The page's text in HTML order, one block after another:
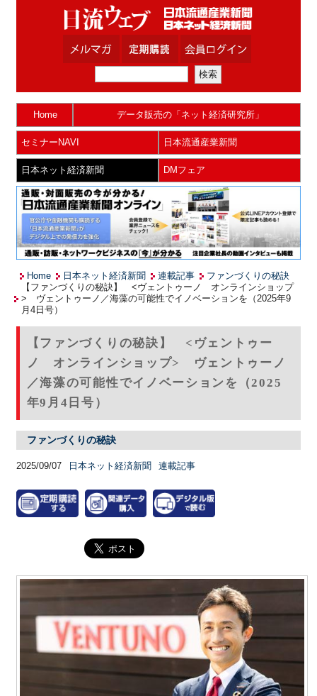
Home データ販売の「ネット経済研究所」
セミナーNAVI 日本流通産業新聞
日本ネット経済新聞 DMフェア
Home 日本ネット経済新聞 連載記事
ファンづくりの秘訣
【ファンづくりの秘訣】 <ヴェントゥーノ オンラインショップ
> ヴェントゥーノ／海藻の可能性でイノベーションを（2025年9
月4日号）
【ファンづくりの秘訣】 <ヴェントゥー
ノ オンラインショップ> ヴェントゥーノ
／海藻の可能性でイノベーションを（2025
年9月4日号）
ファンづくりの秘訣
2025/09/07 日本ネット経済新聞 連載記事